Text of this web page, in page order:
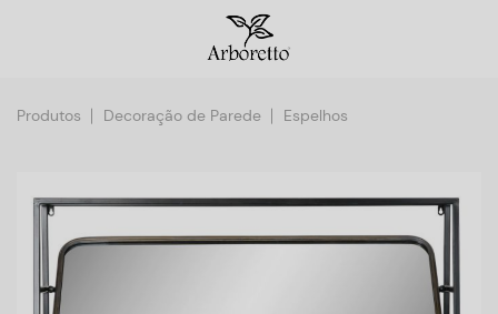
Produtos Decoração de Parede Espelhos